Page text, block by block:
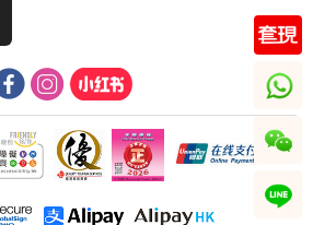
whatsapp